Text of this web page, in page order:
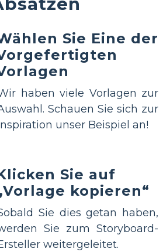
Sie Eine der
haben viele Vorlagen zur
Schauen Sie sich zur
unser Beispiel an!
Sie auf
kopieren“
Sie dies getan haben,
Sie zum Storyboard-
weitergeleitet.